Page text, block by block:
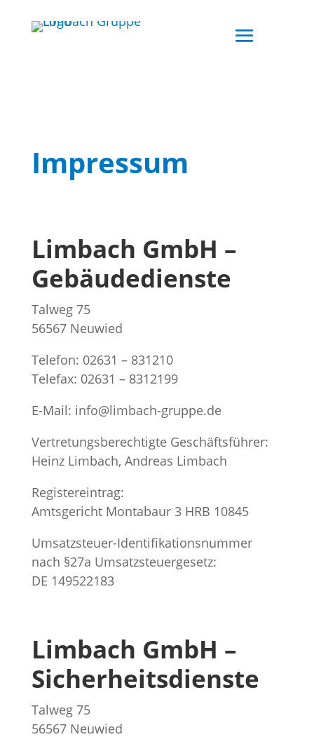
Impressum
Limbach GmbH –
Gebäudedienste
Talweg 75
56567 Neuwied
Telefon: 02631 – 831210
Telefax: 02631 – 8312199
E-Mail: info@limbach-gruppe.de
Vertretungsberechtigte Geschäftsführer:
Heinz Limbach, Andreas Limbach
Registereintrag:
Amtsgericht Montabaur 3 HRB 10845
Umsatzsteuer-Identifikationsnummer
nach §27a Umsatzsteuergesetz:
DE 149522183
Limbach GmbH –
Sicherheitsdienste
Talweg 75
56567 Neuwied